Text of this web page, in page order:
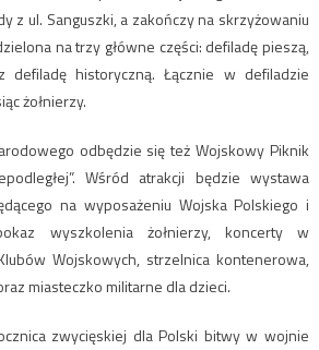
z ul. Sanguszki, a zakończy na skrzyżowaniu
na trzy główne części: defiladę pieszą,
defiladę historyczną. Łącznie w defiladzie
żołnierzy.
odbędzie się też Wojskowy Piknik
Wśród atrakcji będzie wystawa
na wyposażeniu Wojska Polskiego i
wyszkolenia żołnierzy, koncerty w
Wojskowych, strzelnica kontenerowa,
miasteczko militarne dla dzieci.
zwycięskiej dla Polski bitwy w wojnie